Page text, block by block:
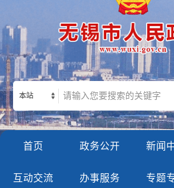
本站
首页 政务公开 新闻
互动交流 办事服务 专题